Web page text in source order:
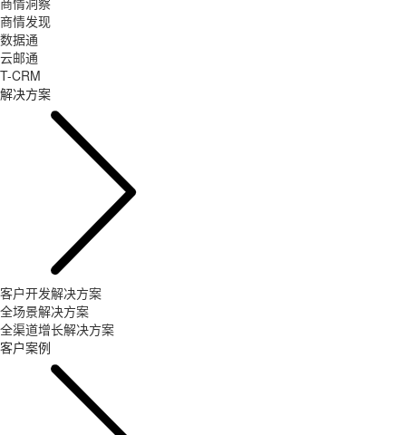
商情发现
数据通
云邮通
T-CRM
解决方案
客户开发解决方案
全场景解决方案
全渠道增长解决方案
客户案例